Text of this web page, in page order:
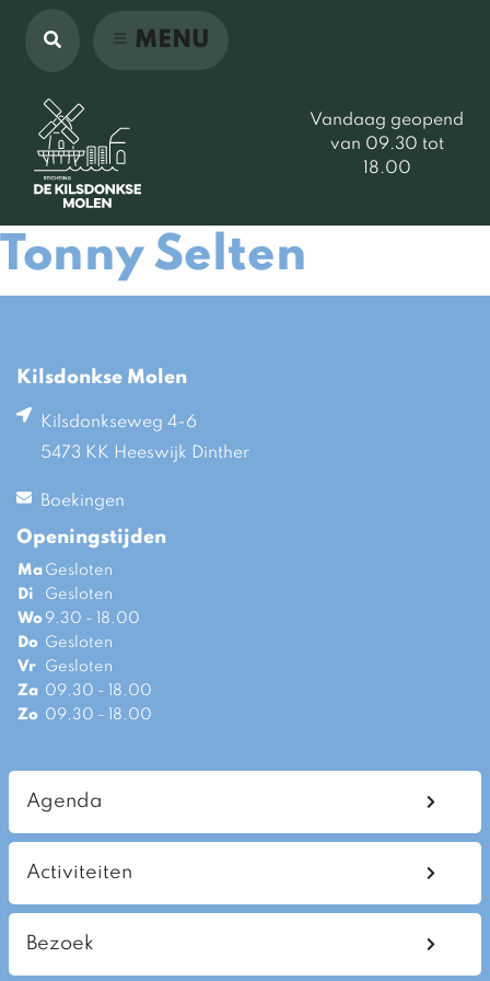
MENU
Vandaag geopend
van 09.30 tot
18.00
Tonny Selten
Kilsdonkse Molen
Kilsdonkseweg 4-6
5473 KK Heeswijk Dinther
Boekingen
Openingstijden
Ma Gesloten
Di
Gesloten
Wo 9.30 - 18.00
Do Gesloten
Vr
Gesloten
Za 09.30 - 18.00
Zo 09.30 - 18.00
Agenda
Activiteiten
Bezoek